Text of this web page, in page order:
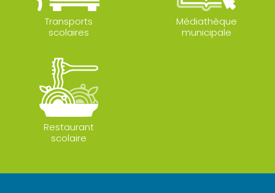
Transports
scolaires
Médiathèque
municipale
Restaurant
scolaire